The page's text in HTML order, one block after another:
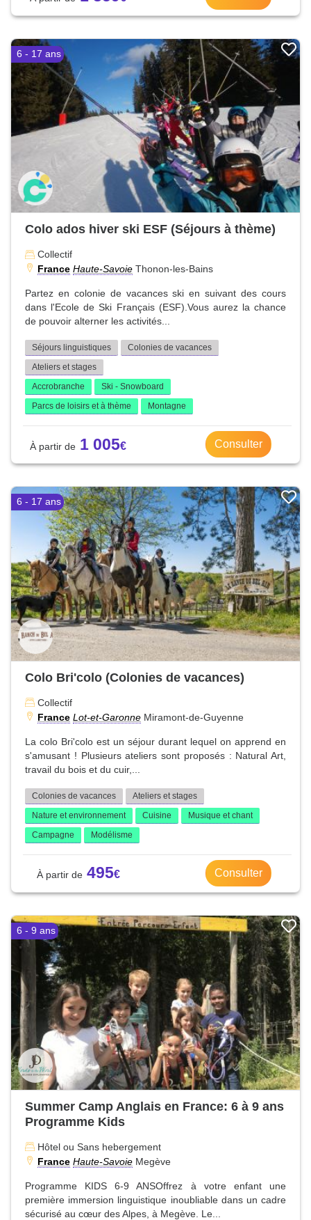
6 - 17 ans
Colo ados hiver ski ESF (Séjours à thème)
Collectif
France Haute-Savoie Thonon-les-Bains
Partez en colonie de vacances ski en suivant des cours
dans l'Ecole de Ski Français (ESF).Vous aurez la chance
de pouvoir alterner les activités...
Séjours linguistiques
Colonies de vacances
Ateliers et stages
Accrobranche
Ski - Snowboard
Parcs de loisirs et à thème
Montagne
1 005 Consulter
6 - 17 ans
Colo Bri'colo (Colonies de vacances)
Collectif
France Lot-et-Garonne Miramont-de-Guyenne
La colo Bri'colo est un séjour durant lequel on apprend en
s'amusant ! Plusieurs ateliers sont proposés : Natural Art,
travail du bois et du cuir,...
Colonies de vacances
Ateliers et stages
Nature et environnement
Cuisine
Musique et chant
Campagne
Modélisme
495 Consulter
6 - 9 ans
Summer Camp Anglais en France: 6 à 9 ans
Programme Kids
Hôtel ou Sans hebergement
France Haute-Savoie Megève
Programme KIDS 6-9 ANSOffrez à votre enfant une
première immersion linguistique inoubliable dans un cadre
sécurisé au cœur des Alpes, à Megève. Le...